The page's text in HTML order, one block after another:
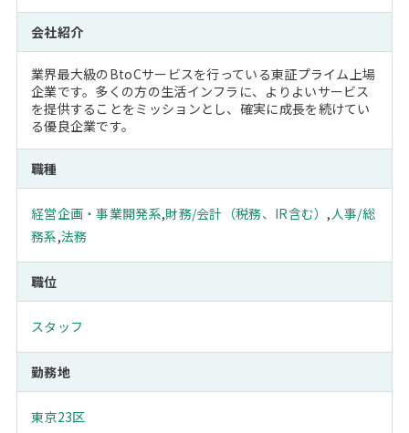
会社紹介
業界最大級のBtoCサービスを行っている東証プライム上場
企業です。多くの方の生活インフラに、よりよいサービス
を提供することをミッションとし、確実に成長を続けてい
る優良企業です。
職種
経営企画・事業開発系,財務/会計（税務、IR含む） ,人事/総
務系,法務
職位
スタッフ
勤務地
東京23区